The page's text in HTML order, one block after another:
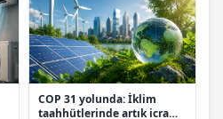
COP 31 yolunda: İklim
taahhütlerinde artık icra